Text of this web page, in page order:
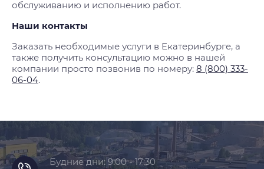
обслуживанию и исполнению работ.
Наши контакты
Заказать необходимые услуги в Екатеринбурге, а
также получить консультацию можно в нашей
компании просто позвонив по номеру: 8 (800) 333-
06-04.
Будние дни: 9:00 - 17:30